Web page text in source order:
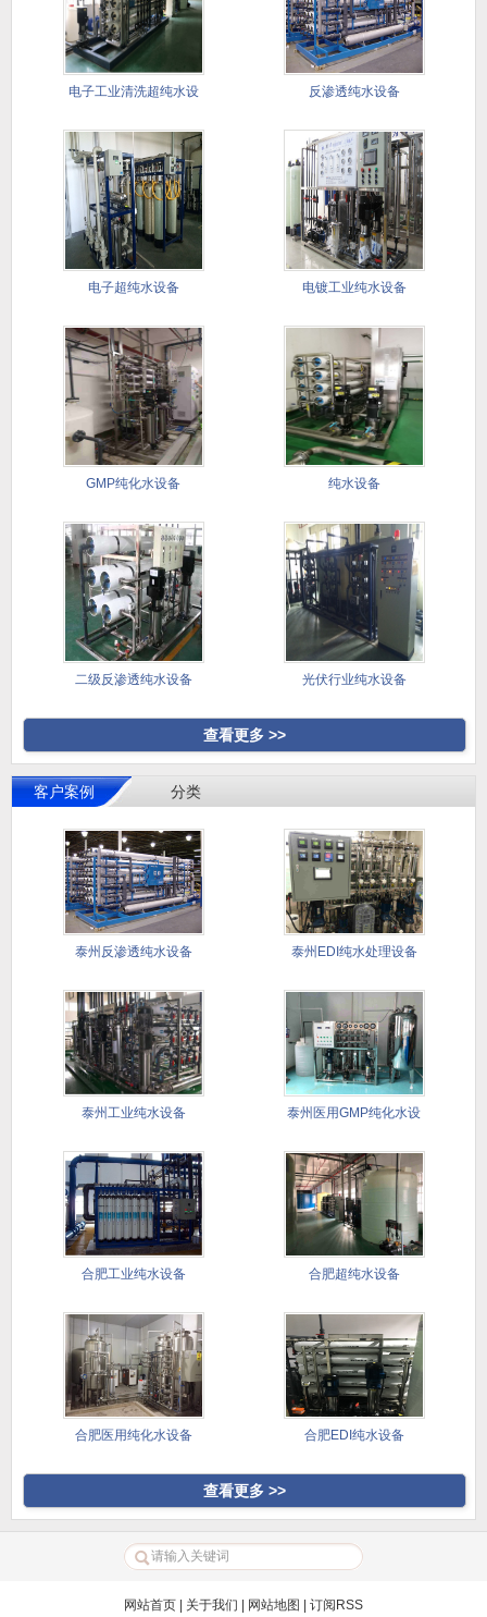
电子工业清洗超纯水设 反渗透纯水设备
电子超纯水设备 电镀工业纯水设备
GMP纯化水设备 纯水设备
二级反渗透纯水设备 光伏行业纯水设备
查看更多 >>
客户案例 分类
泰州反渗透纯水设备 泰州EDI纯水处理设备
泰州工业纯水设备 泰州医用GMP纯化水设
合肥工业纯水设备 合肥超纯水设备
合肥医用纯化水设备 合肥EDI纯水设备
查看更多 >>
网站首页 关于我们 网站地图 订阅RSS